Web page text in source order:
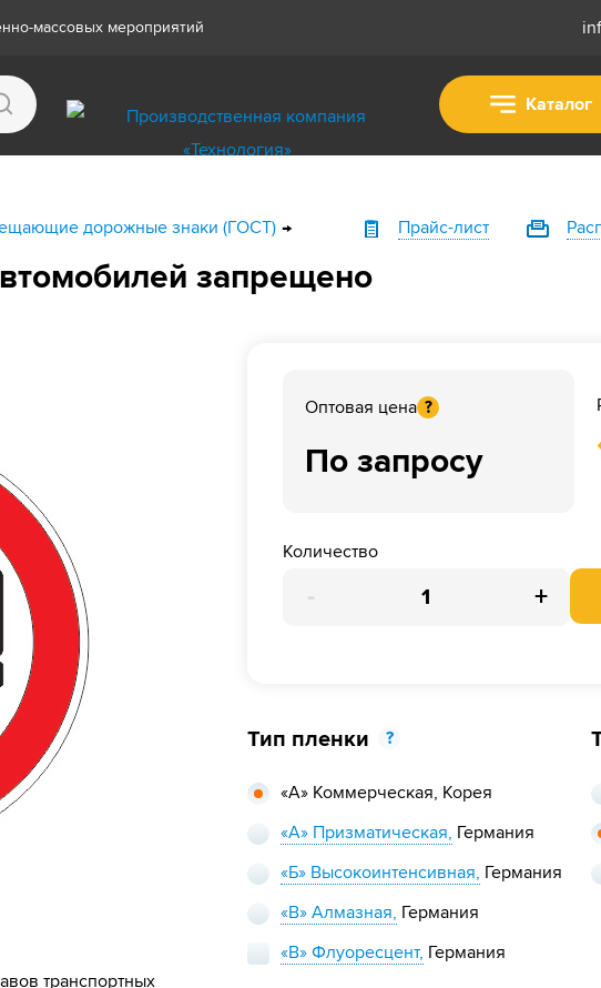
массовых мероприятий
Каталог
дорожные знаки (ГОСТ) Прайс-лист
запрещено
транспортных
Оптовая цена ?
По запросу
Количество
- +
Тип пленки ?
«А» Коммерческая, Корея
«А» Призматическая, Германия
«Б» Высокоинтенсивная, Германия
«В» Алмазная, Германия
«В» Флуоресцент, Германия